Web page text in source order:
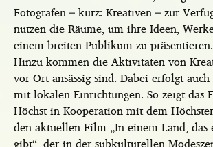
Fotografen – kurz: Kreativen – zur
nutzen die Räume, um ihre Ideen,
einem breiten Publikum zu präsentieren.
Hinzu kommen die Aktivitäten von
vor Ort ansässig sind. Dabei erfolgt
mit lokalen Einrichtungen. So zeigt das
Höchst in Kooperation mit dem
den aktuellen Film „In einem Land, das